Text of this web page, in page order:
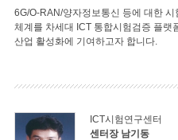
6G/O-RAN/양자정보통신 등에 대한
체계를 차세대 ICT 통합시험검증 플랫
산업 활성화에 기여하고자 합니다.
ICT시험연구센터
센터장 남기동